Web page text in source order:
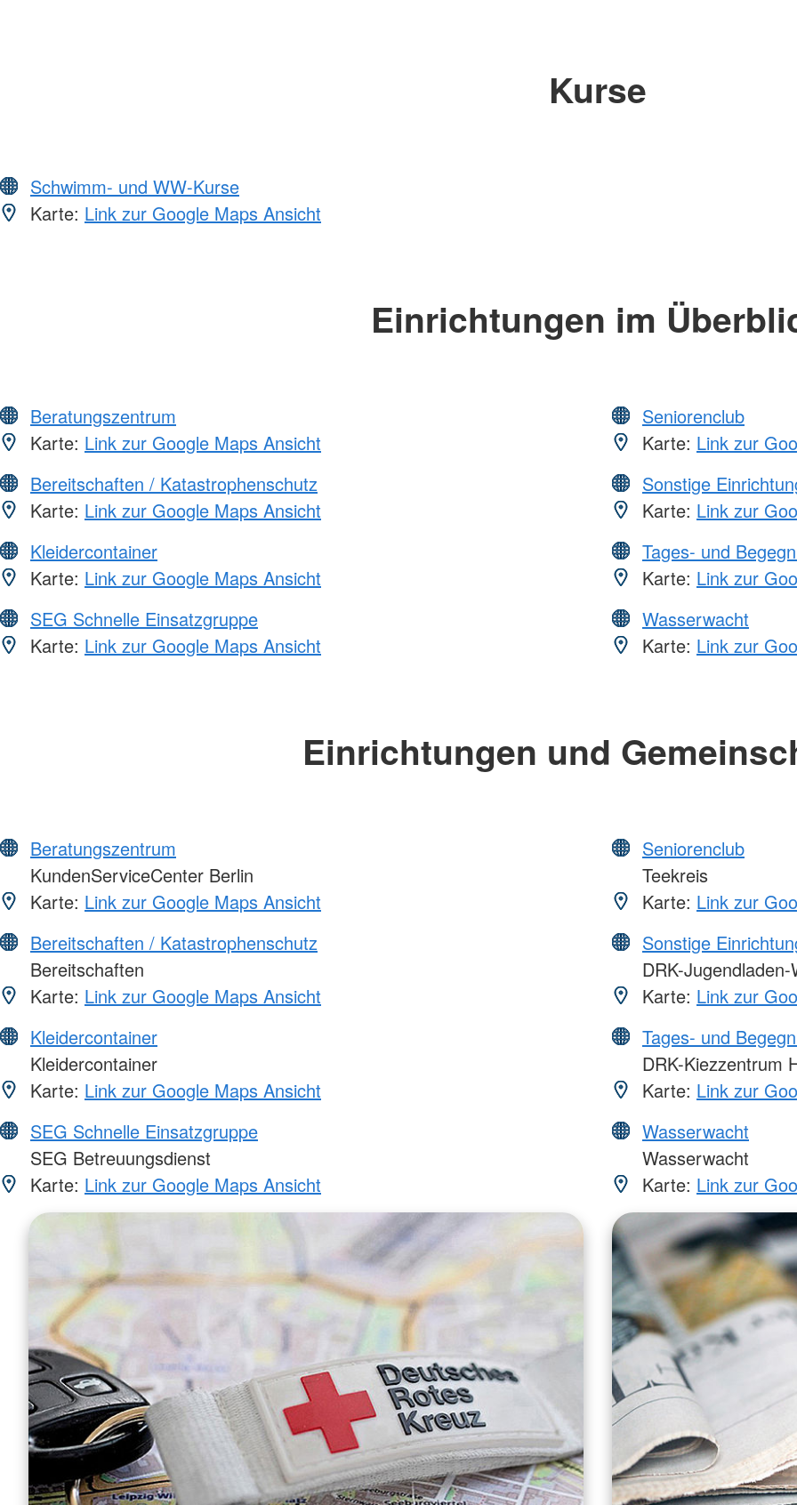
Kurse
Schwimm- und WW-Kurse
Karte: Link zur Google Maps Ansicht
Einrichtungen im
Beratungszentrum
Karte: Link zur Google Maps Ansicht
Bereitschaften / Katastrophenschutz
Karte: Link zur Google Maps Ansicht
Kleidercontainer
Karte: Link zur Google Maps Ansicht
SEG Schnelle Einsatzgruppe
Karte: Link zur Google Maps Ansicht
Seniorenclub
Karte: Link zur
Sonstige
Karte: Link zur
Tages- und
Karte: Link zur
Wasserwacht
Karte: Link zur
Einrichtungen und
Beratungszentrum
KundenServiceCenter Berlin
Karte: Link zur Google Maps Ansicht
Bereitschaften / Katastrophenschutz
Bereitschaften
Karte: Link zur Google Maps Ansicht
Kleidercontainer
Kleidercontainer
Karte: Link zur Google Maps Ansicht
SEG Schnelle Einsatzgruppe
SEG Betreuungsdienst
Karte: Link zur Google Maps Ansicht
Seniorenclub
Teekreis
Karte: Link zur
Sonstige
DRK-Jugendladen-
Karte: Link zur
Tages- und
DRK-Kiezzentrum
Karte: Link zur
Wasserwacht
Wasserwacht
Karte: Link zur